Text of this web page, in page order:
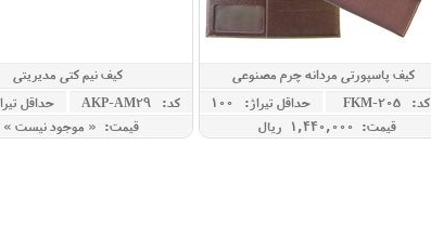
کیف پاسپورتی مردانه چرم مصنوعی
کد: FKM-205
حداقل تيراژ: 100
قیمت: 1,440,000 ريال
کیف نیم کتی مدیریتی
کد: AKP-AM29
حداقل
قیمت: « موجود نیست »